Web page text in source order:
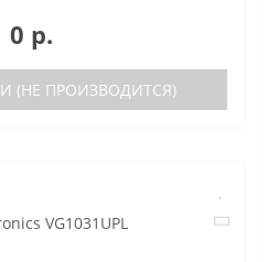
0 р.
(НЕ ПРОИЗВОДИТСЯ)